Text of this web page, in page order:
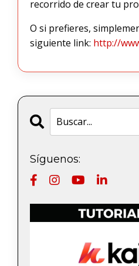
recorrido de crear tu
O si prefieres,
siguiente link: http://
Síguenos: